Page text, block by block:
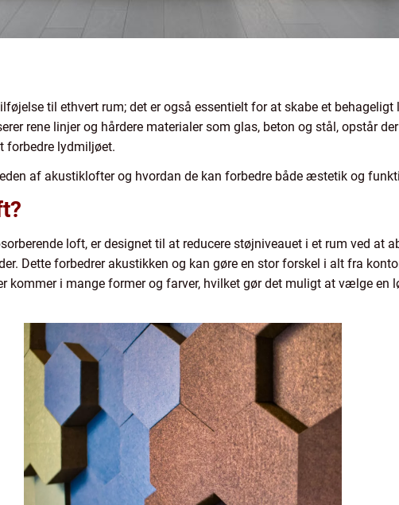
til ethvert rum; det er også essentielt for at skabe et
rene linjer og hårdere materialer som glas, beton og stål, opstår
forbedre lydmiljøet.
af akustiklofter og hvordan de kan forbedre både æstetik og
loft, er designet til at reducere støjniveauet i et rum ved at
Dette forbedrer akustikken og kan gøre en stor forskel i alt fra
kommer i mange former og farver, hvilket gør det muligt at vælge en